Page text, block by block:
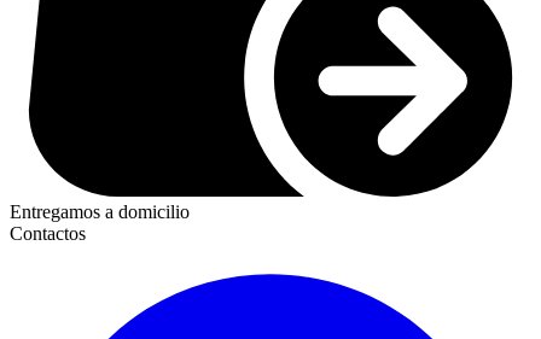
Entregamos a domicilio
Contactos